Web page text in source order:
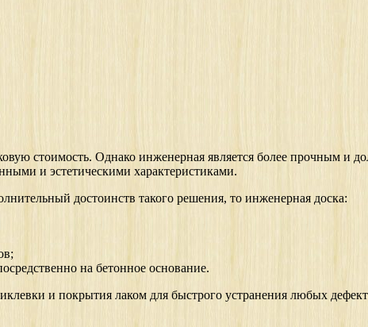
стоимость. Однако инженерная является более прочным и
и эстетическими характеристиками.
достоинств такого решения, то инженерная доска:
на бетонное основание.
и покрытия лаком для быстрого устранения любых